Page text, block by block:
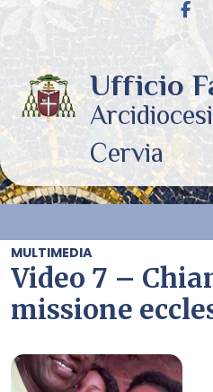
Skip
content
MULTIMEDIA
Video 7 –
missione